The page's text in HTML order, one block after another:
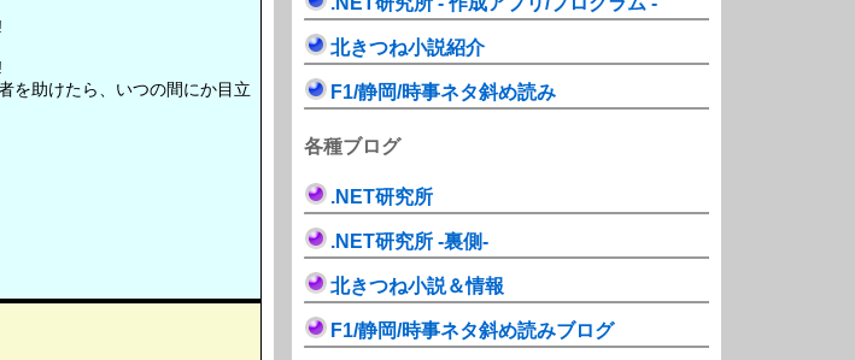
を助けたら、いつの間にか目立
北きつね小説紹介
F1/静岡/時事ネタ斜め読み
各種ブログ
.NET研究所
.NET研究所 -裏側-
北きつね小説＆情報
F1/静岡/時事ネタ斜め読みブログ